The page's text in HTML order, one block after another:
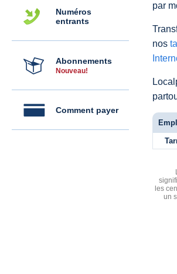
Numéros
entrants
Abonnements
Nouveau!
Comment payer
par
nos
les
un